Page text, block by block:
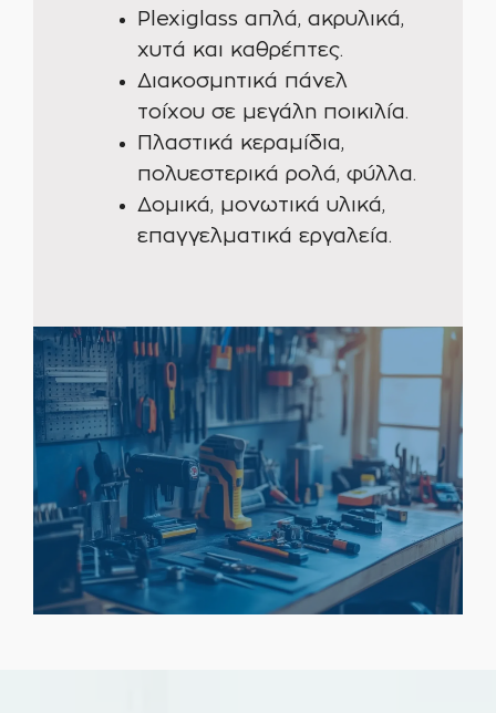
Plexiglass απλά, ακρυλικά,
χυτά και καθρέπτες.
Διακοσμητικά πάνελ
τοίχου σε μεγάλη ποικιλία.
Πλαστικά κεραμίδια,
πολυεστερικά ρολά, φύλλα.
Δομικά, μονωτικά υλικά,
επαγγελματικά εργαλεία.